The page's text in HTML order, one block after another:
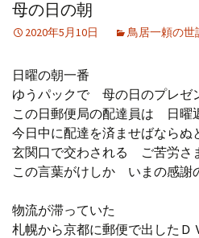
）～
イブ（４）
）～
イブ（５）
）～
論文
アーカイブ（４）
講演録
アーカイブ（５）
四国遍路紀行文
ア
社
ア
研
母の日の朝
2020年5月10日 鳥居一頼の世
日曜の朝一番
ゆうパックで 母の日のプレゼ
この日郵便局の配達員は 日曜
今日中に配達を済ませばなら
玄関口で交わされる ご苦労さ
この言葉がけしか いまの感謝
物流が滞っていた
札幌から京都に郵便で出した